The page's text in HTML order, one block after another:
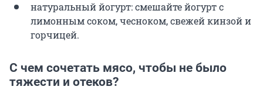
натуральный йогурт: смешайте йогурт с
лимонным соком, чесноком, свежей кинзой и
горчицей.
С чем сочетать мясо, чтобы не было
тяжести и отеков?